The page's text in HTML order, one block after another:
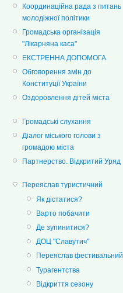
Координаційна рада з питань
молодіжної політики
Громадська організація
"Лікарняна каса"
ЕКСТРЕННА ДОПОМОГА
Обговорення змін до
Конституції України
Оздоровлення дітей міста
Громадські слухання
Діалог міського голови з
громадою міста
Партнерство. Відкритий Уряд
Переяслав туристичний
Як дістатися?
Варто побачити
Де зупинитися?
ДОЦ "Славутич"
Переяслав фестивальний
Турагентства
Відкриття сезону